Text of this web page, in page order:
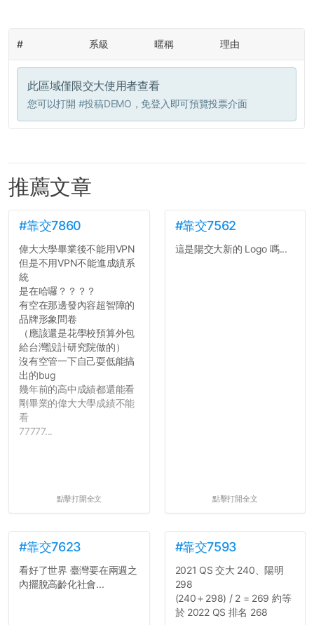
# 系級 暱稱 理由
此區域僅限交大使用者查看
您可以打開 #投稿DEMO ，免登入即可預覽投票介面
推薦文章
#靠交7860
偉大大學畢業後不能用VPN
但是不用VPN不能進成績系
統
是在哈囉？？？？
有空在那邊發內容超智障的
品牌形象問卷
（應該還是花學校預算外包
給台灣設計研究院做的）
沒有空管一下自己耍低能搞
出的bug
幾年前的高中成績都還能看
剛畢業的偉大大學成績不能
看
77777...
點擊打開全文
#靠交7562
這是陽交大新的 Logo 嗎...
點擊打開全文
#靠交7623
看好了世界 臺灣要在兩週之
內擺脫高齡化社會...
#靠交7593
2021 QS 交大 240、陽明
298
(240＋298) / 2 = 269 約等
於 2022 QS 排名 268